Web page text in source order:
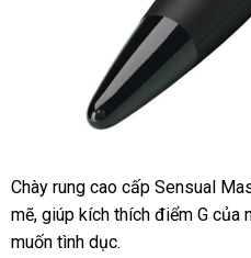
Chày rung cao cấp Sensual
mẽnhận
xét
, giúp kích thích điểm G Thái
của
muốn tình dục.